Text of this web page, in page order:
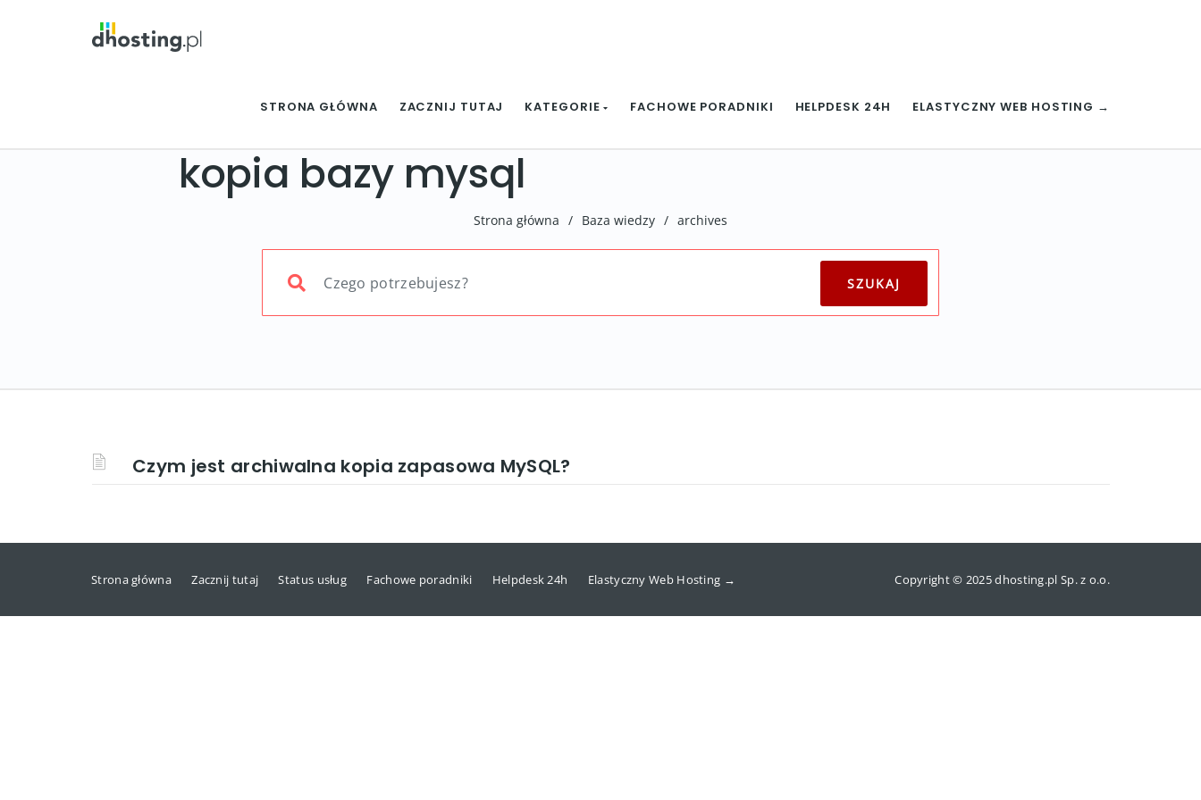
STRONA GŁÓWNA ZACZNIJ TUTAJ KATEGORIE FACHOWE PORADNIKI HELPDESK 24H ELASTYCZNY WEB HOSTING →
kopia bazy mysql
Strona główna / Baza wiedzy / archives
Czym jest archiwalna kopia zapasowa MySQL?
Strona główna Zacznij tutaj Status usług Fachowe poradniki Helpdesk 24h Elastyczny Web Hosting → Copyright © 2025 dhosting.pl Sp. z o.o.